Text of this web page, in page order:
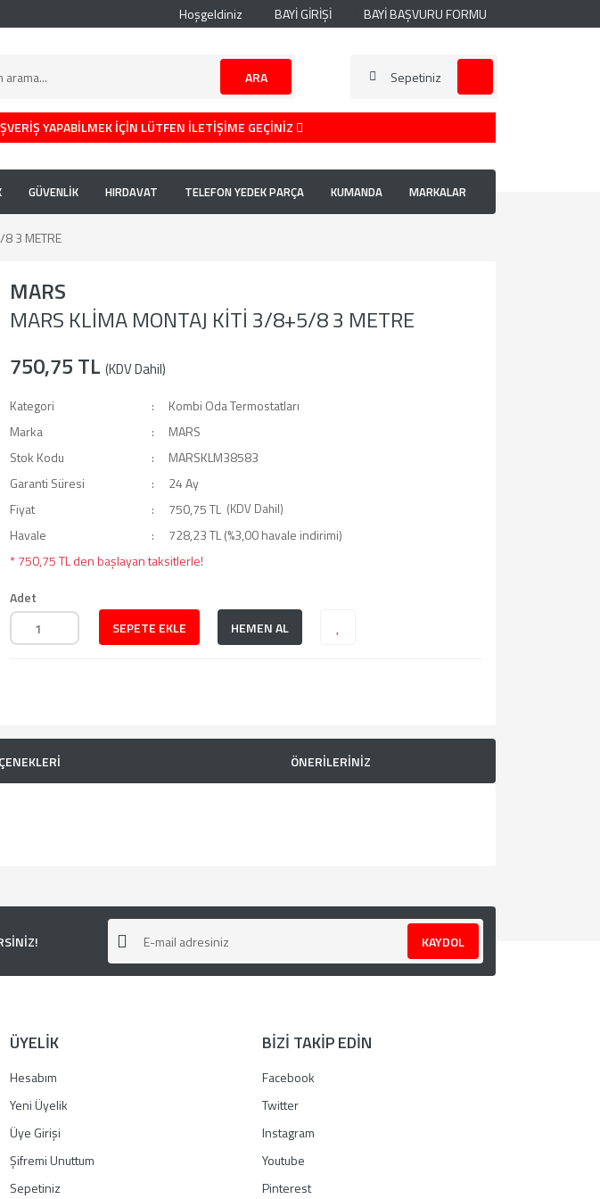
Hoşgeldiniz BAYİ GİRİŞİ BAYİ BAŞVURU FORMU
ARA Sepetiniz
YAPABİLMEK İÇİN LÜTFEN İLETİŞİME GEÇİNİZ
GÜVENLİK HIRDAVAT TELEFON YEDEK PARÇA KUMANDA MARKALAR
8 3 METRE
MARS
MARS KLİMA MONTAJ KİTİ 3/8+5/8 3 METRE
750,75 TL (KDV Dahil)
Kategori
Kombi Oda Termostatları
Marka
MARS
Stok Kodu
MARSKLM38583
Garanti Süresi
24 Ay
Fiyat
750,75 TL (KDV Dahil)
Havale
728,23 TL (%3,00 havale indirimi)
* 750,75 TL den başlayan taksitlerle!
Adet
SEPETE EKLE
HEMEN AL
ÖNERİLERİNİZ
KAYDOL
ÜYELİK
Hesabım
Yeni Üyelik
Üye Girişi
Şifremi Unuttum
Sepetiniz
BİZİ TAKİP EDİN
Facebook
Twitter
Instagram
Youtube
Pinterest